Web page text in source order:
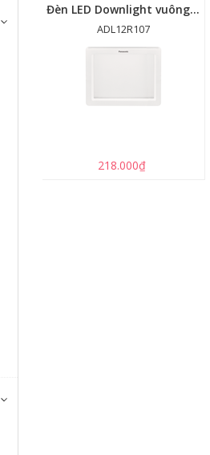
Đèn LED Downlight vuông Panasonic 10W - Ø95mm - ADL12R103/ADL12R107
ADL12R107
218.000₫